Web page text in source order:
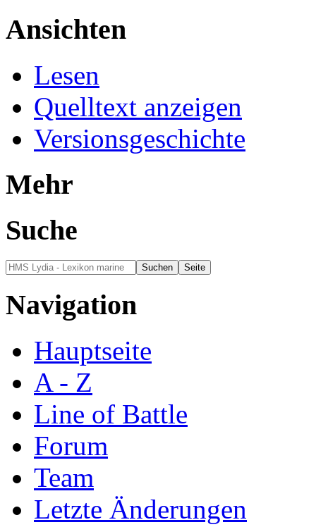
Ansichten
Lesen
Quelltext anzeigen
Versionsgeschichte
Mehr
Suche
Navigation
Hauptseite
A - Z
Line of Battle
Forum
Team
Letzte Änderungen